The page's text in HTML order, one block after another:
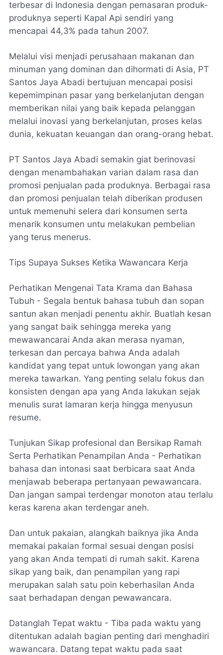
terbesar di Indonesia dengan pemasaran produk-
produknya seperti Kapal Api sendiri yang
mencapai 44,3% pada tahun 2007.
Melalui visi menjadi perusahaan makanan dan
minuman yang dominan dan dihormati di Asia, PT
Santos Jaya Abadi bertujuan mencapai posisi
kepemimpinan pasar yang berkelanjutan dengan
memberikan nilai yang baik kepada pelanggan
melalui inovasi yang berkelanjutan, proses kelas
dunia, kekuatan keuangan dan orang-orang hebat.
PT Santos Jaya Abadi semakin giat berinovasi
dengan menambahakan varian dalam rasa dan
promosi penjualan pada produknya. Berbagai rasa
dan promosi penjualan telah diberikan produsen
untuk memenuhi selera dari konsumen serta
menarik konsumen untu melakukan pembelian
yang terus menerus.
Tips Supaya Sukses Ketika Wawancara Kerja
Perhatikan Mengenai Tata Krama dan Bahasa
Tubuh - Segala bentuk bahasa tubuh dan sopan
santun akan menjadi penentu akhir. Buatlah kesan
yang sangat baik sehingga mereka yang
mewawancarai Anda akan merasa nyaman,
terkesan dan percaya bahwa Anda adalah
kandidat yang tepat untuk lowongan yang akan
mereka tawarkan. Yang penting selalu fokus dan
konsisten dengan apa yang Anda lakukan sejak
menulis surat lamaran kerja hingga menyusun
resume.
Tunjukan Sikap profesional dan Bersikap Ramah
Serta Perhatikan Penampilan Anda - Perhatikan
bahasa dan intonasi saat berbicara saat Anda
menjawab beberapa pertanyaan pewawancara.
Dan jangan sampai terdengar monoton atau terlalu
keras karena akan terdengar aneh.
Dan untuk pakaian, alangkah baiknya jika Anda
memakai pakaian formal sesuai dengan posisi
yang akan Anda tempati di rumah sakit. Karena
sikap yang baik, dan penampilan yang rapi
merupakan salah satu poin keberhasilan Anda
saat berhadapan dengan pewawancara.
Datanglah Tepat waktu - Tiba pada waktu yang
ditentukan adalah bagian penting dari menghadiri
wawancara. Datang tepat waktu pada saat